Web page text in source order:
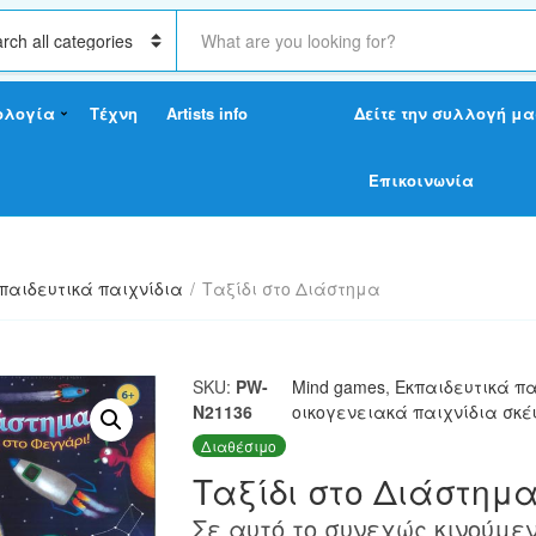
S
a
c
x
Τέχνη Artists info Δείτε την συλλογή
Επικοινωνία
παιχνίδια / Ταξίδι στο Διάστημα
SKU: PW-
N21136
Mind games, Εκπαιδευτικά
οικογενειακά παιχνίδια
Διαθέσιμο
Ταξίδι στο Διάστημα
Σε αυτό το συνεχώς